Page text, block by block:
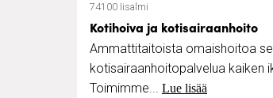
74100 Iisalmi
Kotihoiva ja kotisairaanhoito
Ammattitaitoista omaishoitoa
kotisairaanhoitopalvelua kaiken
Toimimme... Lue lisää